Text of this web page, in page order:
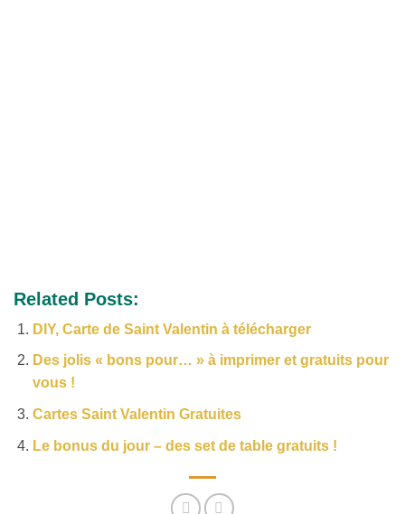
Related Posts:
DIY, Carte de Saint Valentin à télécharger
Des jolis « bons pour… » à imprimer et gratuits pour
vous !
Cartes Saint Valentin Gratuites
Le bonus du jour – des set de table gratuits !